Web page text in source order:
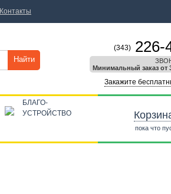
Найти
(343) 226-
Минимальный заказ от
Закажите
БЛАГО-
УСТРОЙСТВО
пока что
Контакты